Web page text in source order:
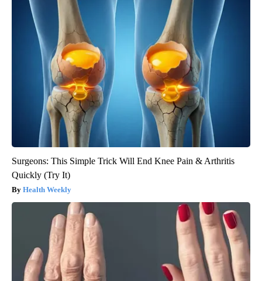
Surgeons: This Simple Trick Will End Knee Pain & Arthritis
Quickly (Try It)
Health Weekly